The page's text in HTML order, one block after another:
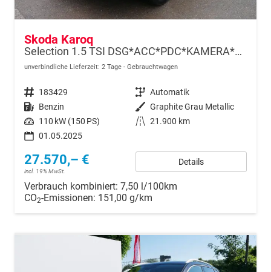
Skoda Karoq
Selection 1.5 TSI DSG*ACC*PDC*KAMERA*TEMPOMAT*LED*SMARTLINK*KLIMA*RADIO*17-ZOLL
unverbindliche Lieferzeit: 2 Tage Gebrauchtwagen
Fahrzeugnr. 183429 Getriebe Automatik
Kraftstoff Benzin Außenfarbe Graphite Grau Metallic
Leistung 110 kW (150 PS) Kilometerstand 21.900 km
01.05.2025
27.570,– €
incl. 19% MwSt.
Details
Verbrauch kombiniert: 7,50 l/100km
CO2-Emissionen: 151,00 g/km